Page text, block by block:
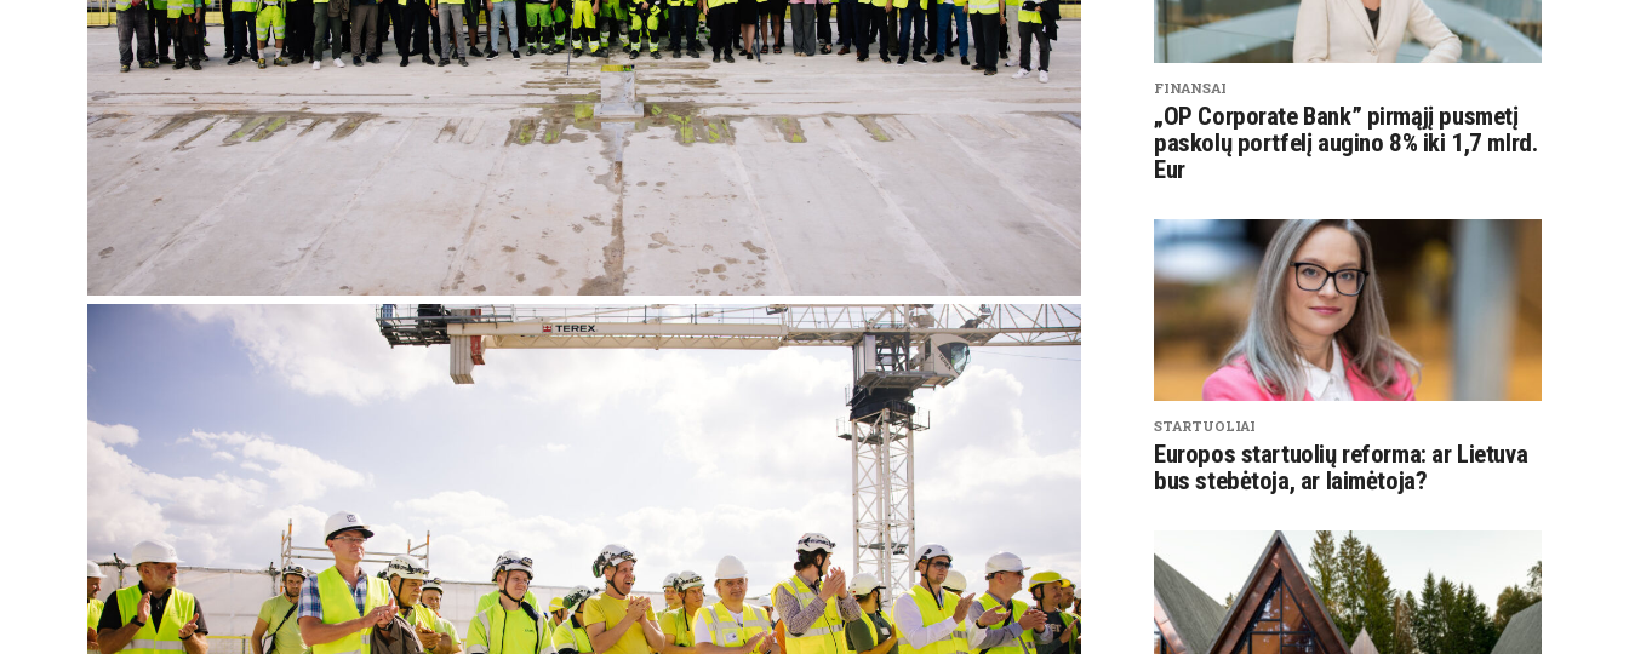
FINANSAI
„OP Corporate Bank” pirmąjį pusmetį
paskolų portfelį augino 8% iki 1,7 mlrd.
Eur
STARTUOLIAI
Europos startuolių reforma: ar Lietuva
bus stebėtoja, ar laimėtoja?